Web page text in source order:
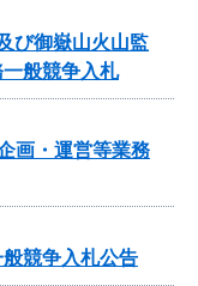
び御嶽山火山監
般競争入札
画・運営等業務
競争入札公告